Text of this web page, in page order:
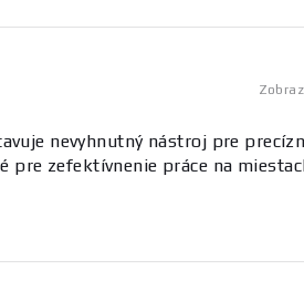
nevyhnutný nástroj pre
pre zefektívnenie práce na
ich špecifické funkcie. Tieto
čo má výrazný vplyv na výkon,